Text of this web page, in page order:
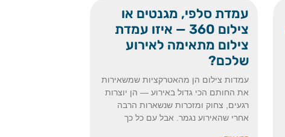
עמדת סלפי, מגנטים או
צילום 360 — איזו עמדת
צילום מתאימה לאירוע
שלכם?
עמדות צילום הן מהאטרקציות שמשאירות
את החותם הכי גדול באירוע — הן יוצרות
רגעים, צחוק ומזכרות שנשארות הרבה
אחרי שהאירוע נגמר. אבל עם כל כך